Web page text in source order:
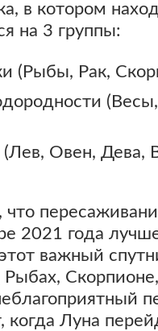
в котором
на 3 группы:
(Рыбы, Рак,
(Лев, Овен, Дева,
что
2021 года
важный
Рыбах,
когда Луна